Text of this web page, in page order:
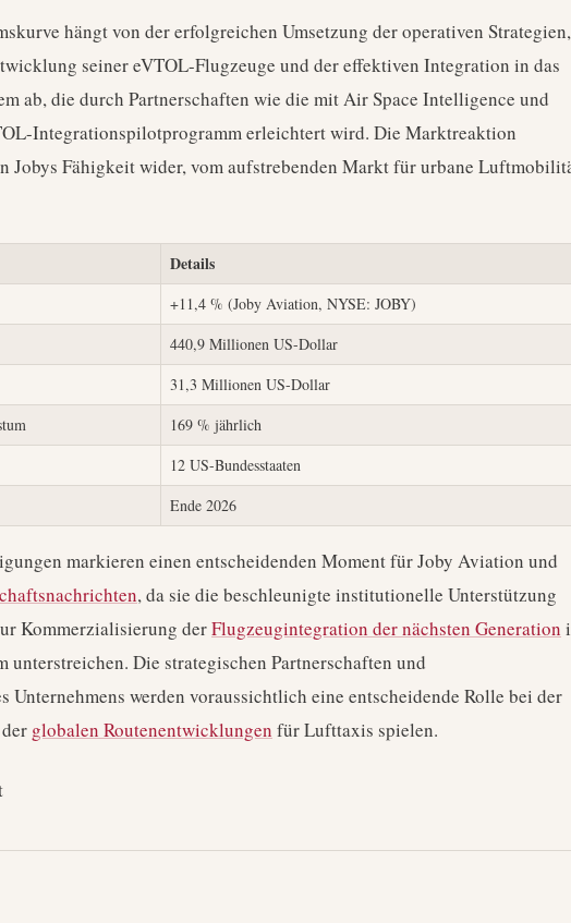
hängt von der erfolgreichen Umsetzung der operativen Strategien,
seiner eVTOL-Flugzeuge und der effektiven Integration in das
ab, die durch Partnerschaften wie die mit Air Space Intelligence und
Integrationspilotprogramm erleichtert wird. Die Marktreaktion
Jobys Fähigkeit wider, vom aufstrebenden Markt für urbane
Details
+11,4 % (Joby Aviation, NYSE: JOBY)
440,9 Millionen US-Dollar
31,3 Millionen US-Dollar
169 % jährlich
12 US-Bundesstaaten
Ende 2026
markieren einen entscheidenden Moment für Joby Aviation und
, da sie die beschleunigte institutionelle Unterstützung
Kommerzialisierung derFlugzeugintegration der nächsten Generation
unterstreichen. Die strategischen Partnerschaften und
Unternehmens werden voraussichtlich eine entscheidende Rolle bei der
globalen Routenentwicklungen für Lufttaxis spielen.